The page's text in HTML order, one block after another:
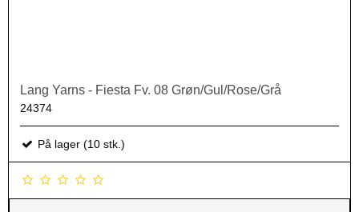
Lang Yarns - Fiesta Fv. 08 Grøn/Gul/Rose/Grå
24374
På lager (10 stk.)